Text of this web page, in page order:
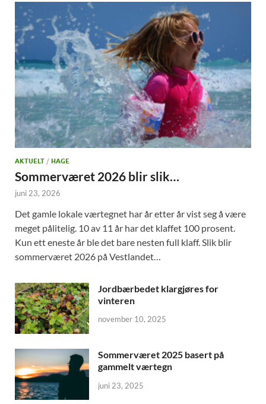
AKTUELT / HAGE
Sommerværet 2026 blir slik…
juni 23, 2026
Det gamle lokale værtegnet har år etter år vist seg å være
meget pålitelig. 10 av 11 år har det klaffet 100 prosent.
Kun ett eneste år ble det bare nesten full klaff. Slik blir
sommerværet 2026 på Vestlandet…
Jordbærbedet klargjøres for
vinteren
november 10, 2025
Sommerværet 2025 basert på
gammelt værtegn
juni 23, 2025